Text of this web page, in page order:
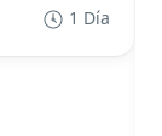
1 Día